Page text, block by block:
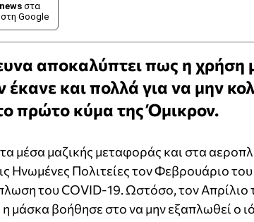
στα
Google
αποκαλύπτει πως η χρήση
έκανε και πολλά για να μην
πρώτο κύμα της Όμικρον.
μέσα μαζικής μεταφοράς και στα
Ηνωμένες Πολιτείες τον Φεβρουάριο
του COVID-19. Ωστόσο, τον Απρίλιο
μάσκα βοήθησε στο να μην εξαπλωθεί ο